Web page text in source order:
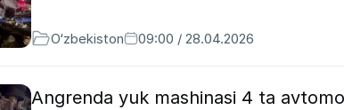
O‘zbekiston 09:00 / 28.04.2026
Angrenda yuk mashinasi 4 ta